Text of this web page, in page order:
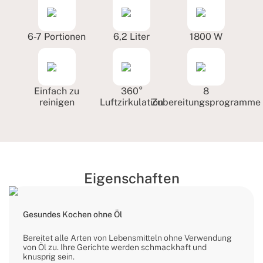
6-7 Portionen 6,2 Liter 1800 W
Einfach zu
reinigen
360°
Luftzirkulation
8
Zubereitungsprogramme
Eigenschaften
Gesundes Kochen ohne Öl
Bereitet alle Arten von Lebensmitteln ohne Verwendung
von Öl zu. Ihre Gerichte werden schmackhaft und
knusprig sein.